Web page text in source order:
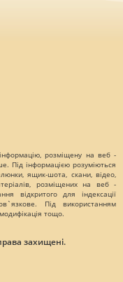
розміщену на веб -
Під інформацією розуміються
ящик-шота, скани, відео,
розміщених на веб -
відкритого для індексації
Під використанням
тощо.
захищені.